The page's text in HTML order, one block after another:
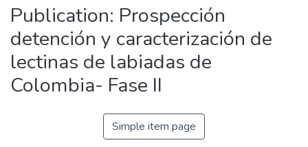
Publication: Prospección
detención y caracterización de
lectinas de labiadas de
Colombia- Fase II
Simple item page